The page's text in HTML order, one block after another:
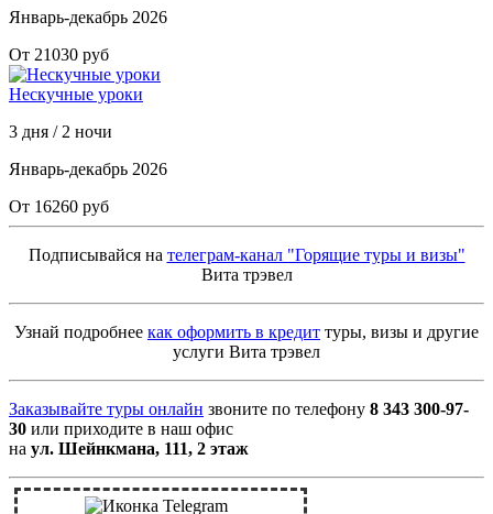
Январь-декабрь 2026
От 21030 руб
Нескучные уроки
3 дня / 2 ночи
Январь-декабрь 2026
От 16260 руб
Подписывайся на телеграм-канал "Горящие туры и визы"
Вита трэвел
Узнай подробнее как оформить в кредит туры, визы и другие
услуги Вита трэвел
Заказывайте туры онлайн звоните по телефону 8 343 300-97-
30 или приходите в наш офис
на ул. Шейнкмана, 111, 2 этаж